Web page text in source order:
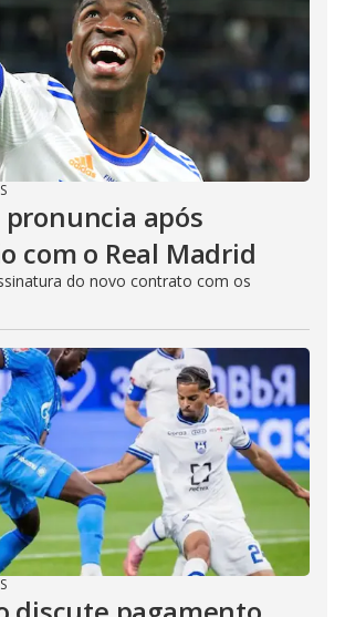
pronuncia após
com o Real Madrid
do novo contrato com os